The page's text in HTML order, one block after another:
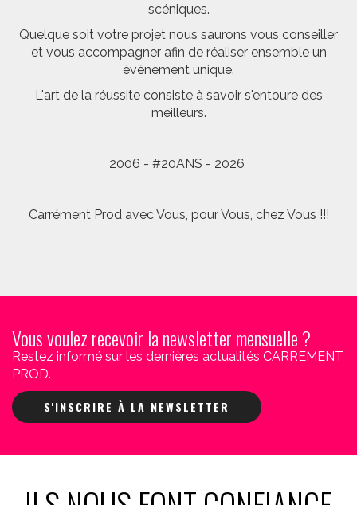
scéniques.
Quelque soit votre projet nous saurons vous conseiller
et vous accompagner afin de réaliser ensemble un
évènement unique.
L'art de la réussite consiste à savoir s'entoure des
meilleurs.
2006 - #20ANS - 2026
Carrément Prod avec Vous, pour Vous, chez Vous !!!
Vous voulez recevoir la newsletter mensuelle ?
Restez informé sur les dernières actualités CARREMENT
PROD.
S'INSCRIRE À LA NEWSLETTER